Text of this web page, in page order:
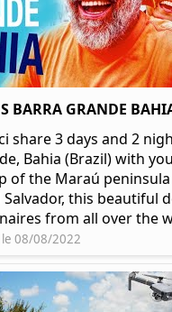
BARRA GRANDE
share 3 days and 2
Bahia (Brazil) with
of the Maraú
Salvador, this beautiful
from all over the
08/08/2022